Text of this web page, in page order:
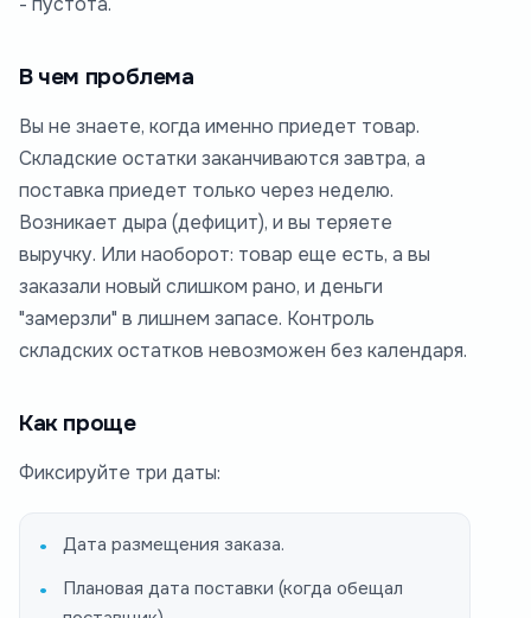
В чем проблема
Вы не знаете, когда именно приедет товар.
Складские остатки заканчиваются завтра, а
поставка приедет только через неделю.
Возникает дыра (дефицит), и вы теряете
выручку. Или наоборот: товар еще есть, а вы
заказали новый слишком рано, и деньги
"замерзли" в лишнем запасе. Контроль
складских остатков невозможен без календаря.
Как проще
Фиксируйте три даты:
Дата размещения заказа.
Плановая дата поставки (когда обещал